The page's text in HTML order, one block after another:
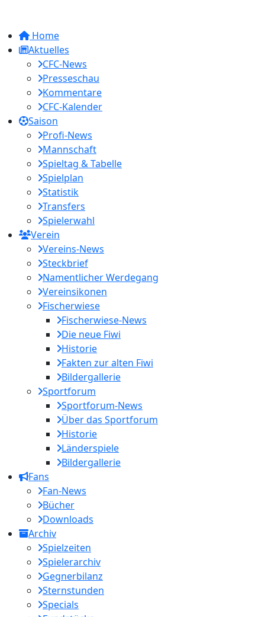
Home
Aktuelles
CFC-News
Presseschau
Kommentare
CFC-Kalender
Saison
Profi-News
Mannschaft
Spieltag & Tabelle
Spielplan
Statistik
Transfers
Spielerwahl
Verein
Vereins-News
Steckbrief
Namentlicher Werdegang
Vereinsikonen
Fischerwiese
Fischerwiese-News
Die neue Fiwi
Historie
Fakten zur alten Fiwi
Bildergallerie
Sportforum
Sportforum-News
Über das Sportforum
Historie
Länderspiele
Bildergallerie
Fans
Fan-News
Bücher
Downloads
Archiv
Spielzeiten
Spielerarchiv
Gegnerbilanz
Sternstunden
Specials